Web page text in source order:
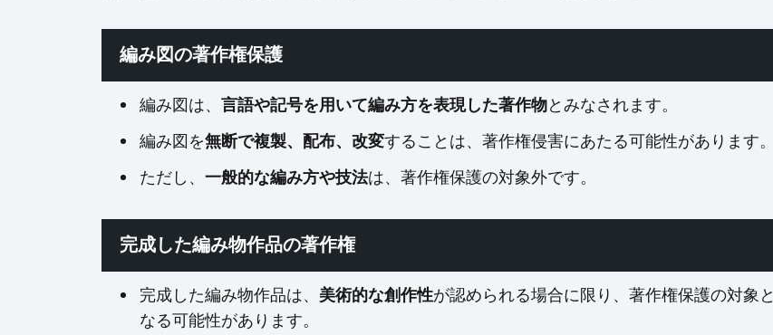
編み図の著作権保護
編み図は、 言語や記号を用いて編み方を表現した著作物とみなされます。
編み図を無断で複製、配布、改変することは、著作権侵害にあたる可能性があります。
ただし、 一般的な編み方や技法は、著作権保護の対象外です。
完成した編み物作品の著作権
完成した編み物作品は、 美術的な創作性が認められる場合に限り、著作権保護の対象と
なる可能性があります。